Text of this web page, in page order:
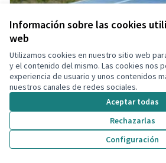
Información sobre las cookies
web
Utilizamos cookies en nuestro sitio web
y el contenido del mismo. Las cookies nos
experiencia de usuario y unos contenidos
nuestros canales de redes sociales.
Aceptar todas
Rechazarlas
Configuración